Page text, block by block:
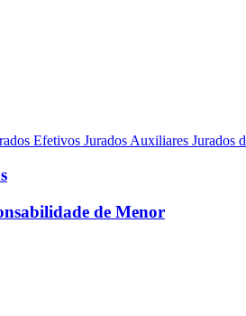
Efetivos Jurados Auxiliares Jurados
de Menor